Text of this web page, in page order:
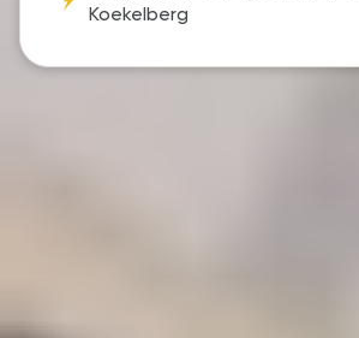
Koekelberg